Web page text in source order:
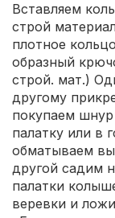
Вставляем
строй
плотное
образный
строй. мат.)
другому
покупаем шнур
палатку или в
обматываем
другой садим
палатки
веревки и